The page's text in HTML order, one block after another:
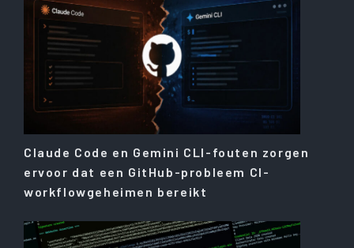
Claude Code en Gemini CLI-fouten zorgen
ervoor dat een GitHub-probleem CI-
workflowgeheimen bereikt